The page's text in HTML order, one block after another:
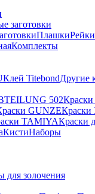
заготовки
ПлашкиРейки
Комплекты
Клей TitebondДругие
502
GUNZEКраски
TAMIYAКраски
КистиНаборы
для золочения